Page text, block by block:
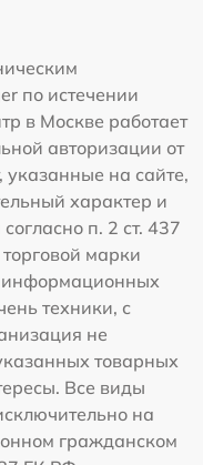
по истечении
в Москве работает
авторизации от
на сайте,
характер и
п. 2 ст. 437
марки
информационных
техники, с
не
товарных
Все виды
на
гражданском